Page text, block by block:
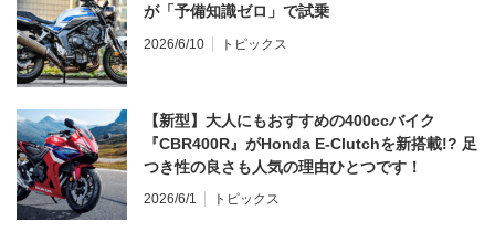
が「予備知識ゼロ」で試乗
2026/6/10 トピックス
【新型】大人にもおすすめの400ccバイク
『CBR400R』がHonda E-Clutchを新搭載!? 足
つき性の良さも人気の理由ひとつです！
2026/6/1 トピックス